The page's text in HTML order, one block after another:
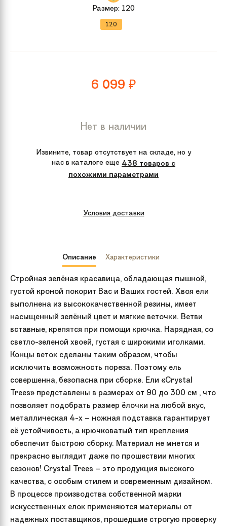
6 099 ₽
Нет в наличии
Извините, товар отсутствует на складе, но у
нас в каталоге еще 438 товаров с
похожими параметрами
Размер: 120
120
Условия доставки
Описание Характеристики
Стройная зелёная красавица, обладающая пышной,
густой кроной покорит Вас и Ваших гостей. Хвоя ели
выполнена из высококачественной резины, имеет
насыщенный зелёный цвет и мягкие веточки. Ветви
вставные, крепятся при помощи крючка. Нарядная, со
светло-зеленой хвоей, густая с широкими иголками.
Концы веток сделаны таким образом, чтобы
исключить возможность пореза. Поэтому ель
совершенна, безопасна при сборке. Ели «Crystal
Trees» представлены в размерах от 90 до 300 см , что
позволяет подобрать размер ёлочки на любой вкус,
металлическая 4-х – ножная подставка гарантирует
её устойчивость, а крючковатый тип крепления
обеспечит быстрою сборку. Материал не мнется и
прекрасно выглядит даже по прошествии многих
сезонов! Crystal Trees – это продукция высокого
качества, с особым стилем и современным дизайном.
В процессе производства собственной марки
искусственных елок применяются материалы от
надежных поставщиков, прошедшие строгую проверку